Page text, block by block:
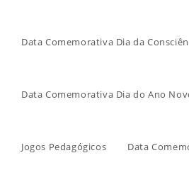
Data Comemorativa Dia da
Data Comemorativa Dia do Ano
Jogos Pedagógicos Data